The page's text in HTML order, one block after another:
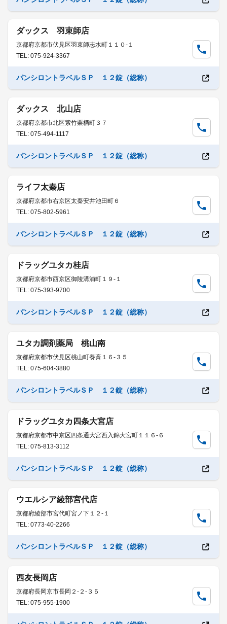
ダックス 羽束師店
京都府京都市伏見区羽束師志水町１１０-１
TEL: 075-924-3367
パンシロントラベルＳＰ １２錠（総称）
ダックス 北山店
京都府京都市北区紫竹栗栖町３７
TEL: 075-494-1117
パンシロントラベルＳＰ １２錠（総称）
ライフ太秦店
京都府京都市右京区太秦安井池田町６
TEL: 075-802-5961
パンシロントラベルＳＰ １２錠（総称）
ドラッグユタカ桂店
京都府京都市西京区御陵溝浦町１９-１
TEL: 075-393-9700
パンシロントラベルＳＰ １２錠（総称）
ユタカ調剤薬局 桃山南
京都府京都市伏見区桃山町養斉１６-３５
TEL: 075-604-3880
パンシロントラベルＳＰ １２錠（総称）
ドラッグユタカ四条大宮店
京都府京都市中京区四条通大宮西入錦大宮町１１６-６
TEL: 075-813-3112
パンシロントラベルＳＰ １２錠（総称）
ウエルシア綾部宮代店
京都府綾部市宮代町宮ノ下１２-１
TEL: 0773-40-2266
パンシロントラベルＳＰ １２錠（総称）
西友長岡店
京都府長岡京市長岡２-２-３５
TEL: 075-955-1900